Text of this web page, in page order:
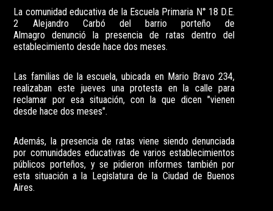
La comunidad educativa de la Escuela Primaria N° 18 D.E.
2 Alejandro Carbó del barrio porteño de
Almagro denunció la presencia de ratas dentro del
establecimiento desde hace dos meses.
Las familias de la escuela, ubicada en Mario Bravo 234,
realizaban este jueves una protesta en la calle para
reclamar por esa situación, con la que dicen "vienen
desde hace dos meses".
Además, la presencia de ratas viene siendo denunciada
por comunidades educativas de varios establecimientos
públicos porteños, y se pidieron informes también por
esta situación a la Legislatura de la Ciudad de Buenos
Aires.